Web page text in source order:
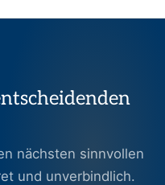
nächsten sinnvollen
und unverbindlich.